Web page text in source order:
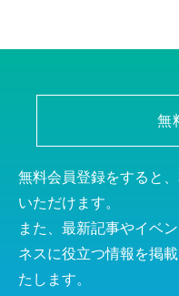
無
無料会員登録をすると
いただけます。
また、最新記事やイベ
ネスに役立つ情報を掲
たします。